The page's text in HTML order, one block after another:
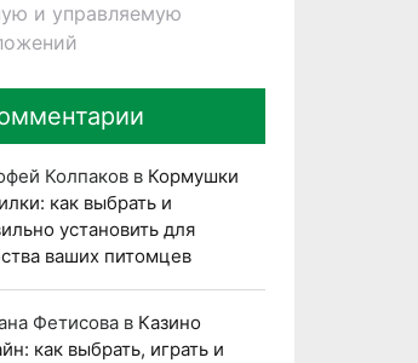
и управляемую
Колпаков в Кормушки
как выбрать и
установить для
ваших питомцев
Фетисова в Казино
как выбрать, играть и